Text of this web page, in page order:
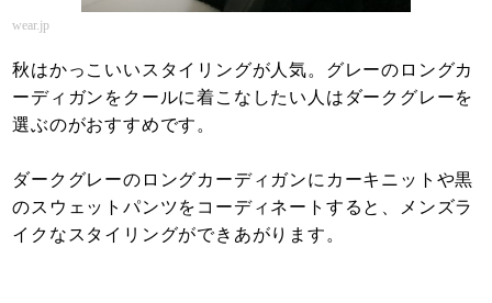
wear.jp
秋はかっこいいスタイリングが人気。グレーのロングカ
ーディガンをクールに着こなしたい人はダークグレーを
選ぶのがおすすめです。
ダークグレーのロングカーディガンにカーキニットや黒
のスウェットパンツをコーディネートすると、メンズラ
イクなスタイリングができあがります。